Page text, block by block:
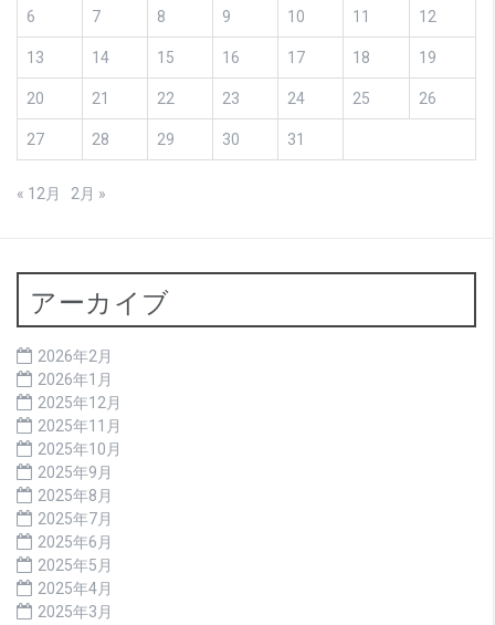
6 7 8 9 10 11 12
13 14 15 16 17 18 19
20 21 22 23 24 25 26
27 28 29 30 31
« 12月 2月 »
アーカイブ
2026年2月
2026年1月
2025年12月
2025年11月
2025年10月
2025年9月
2025年8月
2025年7月
2025年6月
2025年5月
2025年4月
2025年3月